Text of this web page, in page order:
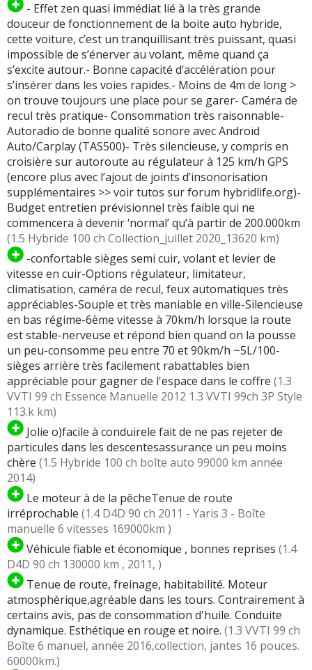
- Effet zen quasi immédiat lié à la très grande
douceur de fonctionnement de la boite auto hybride,
cette voiture, c’est un tranquillisant très puissant, quasi
impossible de s’énerver au volant, même quand ça
s’excite autour.- Bonne capacité d’accélération pour
s’insérer dans les voies rapides.- Moins de 4m de long >
on trouve toujours une place pour se garer- Caméra de
recul très pratique- Consommation très raisonnable-
Autoradio de bonne qualité sonore avec Androïd
Auto/Carplay (TAS500)- Très silencieuse, y compris en
croisière sur autoroute au régulateur à 125 km/h GPS
(encore plus avec l’ajout de joints d’insonorisation
supplémentaires >> voir tutos sur forum hybridlife.org)-
Budget entretien prévisionnel très faible qui ne
commencera à devenir ‘normal’ qu’à partir de 200.000km
(1.5 Hybride 100 ch Collection_juillet 2020_13620 km)
-confortable sièges semi cuir, volant et levier de
vitesse en cuir-Options régulateur, limitateur,
climatisation, caméra de recul, feux automatiques très
appréciables-Souple et très maniable en ville-Silencieuse
en bas régime-6ème vitesse à 70km/h lorsque la route
est stable-nerveuse et répond bien quand on la pousse
un peu-consomme peu entre 70 et 90km/h ~5L/100-
sièges arrière très facilement rabattables bien
appréciable pour gagner de l'espace dans le coffre (1.3
VVTI 99 ch Essence Manuelle 2012 1.3 VVTI 99ch 3P Style
113.k km)
Jolie o)facile à conduirele fait de ne pas rejeter de
particules dans les descentesassurance un peu moins
chère (1.5 Hybride 100 ch boîte auto 99000 km année
2014)
Le moteur à de la pêcheTenue de route
irréprochable (1.4 D4D 90 ch 2011 - Yaris 3 - Boîte
manuelle 6 vitesses 169000km )
Véhicule fiable et économique , bonnes reprises (1.4
D4D 90 ch 130000 km , 2011, )
Tenue de route, freinage, habitabilité. Moteur
atmosphèrique,agréable dans les tours. Contrairement à
certains avis, pas de consommation d'huile. Conduite
dynamique. Esthétique en rouge et noire. (1.3 VVTI 99 ch
Boîte 6 manuel, année 2016,collection, jantes 16 pouces.
60000km.)